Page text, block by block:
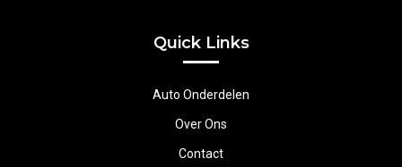
Quick Links
Auto Onderdelen
Over Ons
Contact